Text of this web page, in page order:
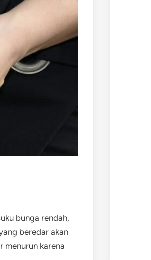
bunga rendah,
beredar akan
menurun karena